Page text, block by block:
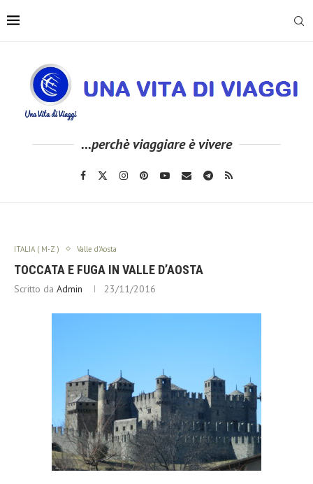
...perchè viaggiare è vivere
ITALIA ( M-Z ) Valle d'Aosta
TOCCATA E FUGA IN VALLE D’AOSTA
Scritto da Admin 23/11/2016